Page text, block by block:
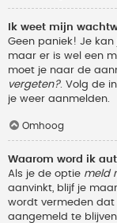
Ik weet mijn
Geen paniek! Je
maar er is wel een
moet je naar de
vergeten?. Volg de
je weer aanmelden.
Omhoog
Waarom word ik
Als je de optie meld
aanvinkt, blijf je
wordt vermeden dat
aangemeld te